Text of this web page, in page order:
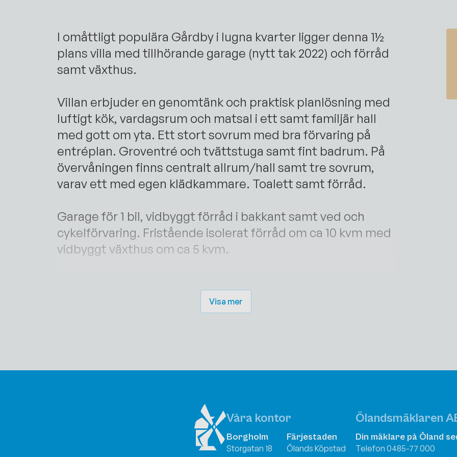
I omåttligt populära Gårdby i lugna kvarter ligger denna 1½
plans villa med tillhörande garage (nytt tak 2022) och förråd
samt växthus.
Villan erbjuder en genomtänk och praktisk planlösning med
luftigt kök, vardagsrum och matsal i ett samt familjär hall
med gott om yta. Ett stort sovrum med bra förvaring på
entréplan. Groventré och tvättstuga samt fint badrum. På
övervåningen finns centralt allrum/hall samt tre sovrum,
varav ett med egen klädkammare. Toalett samt förråd.
Garage för 1 bil, vidbyggt förråd i bakkant samt ved och
cykelförvaring. Fristående isolerat förråd om ca 10 kvm med
vidbyggt växthus om ca 5 kvm.
I byn Gårdby finns förskola, skola och idrottshall på
Visa mer
Våra kontor
Borgholm
Storgatan 18
Färjestaden
Ölands Köpstad
Ölandsmäklaren
Din mäklare på Öland
Telefon 0485-77 000